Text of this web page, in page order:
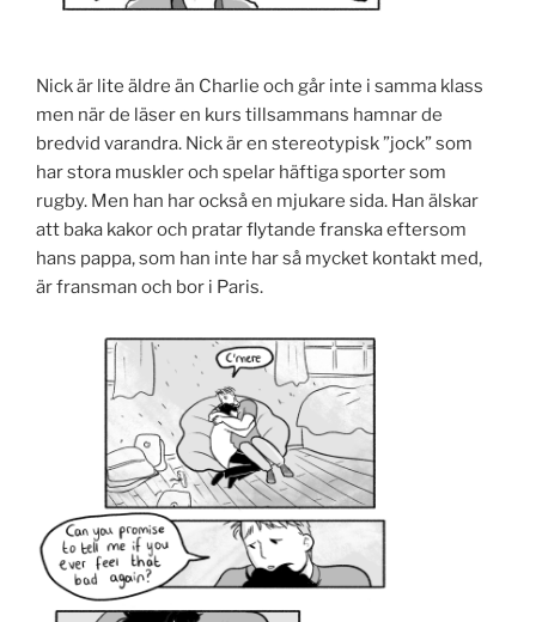
Nick är lite äldre än Charlie och går inte i samma klass
men när de läser en kurs tillsammans hamnar de
bredvid varandra. Nick är en stereotypisk ”jock” som
har stora muskler och spelar häftiga sporter som
rugby. Men han har också en mjukare sida. Han älskar
att baka kakor och pratar flytande franska eftersom
hans pappa, som han inte har så mycket kontakt med,
är fransman och bor i Paris.